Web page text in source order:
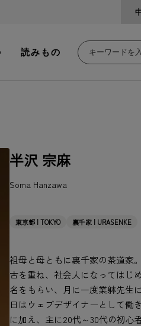
読みもの
半沢 宗麻
Soma Hanzawa
東京都 | TOKYO 裏千家 | URASENKE
祖母と母ともに裏千家の茶道家
古を重ね、社会人になってはじ
名をもらい、月に一度業躰先生
日はウェブデザイナーとして働
に加え、主に20代～30代の初心